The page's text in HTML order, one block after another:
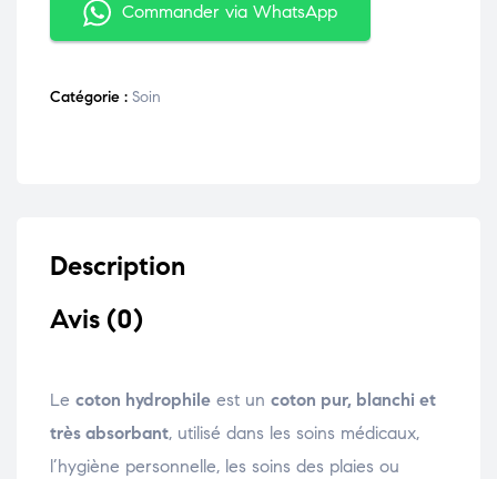
Commander via WhatsApp
Catégorie : Soin
Description
Avis (0)
Le coton hydrophile est un coton pur, blanchi et
très absorbant, utilisé dans les soins médicaux,
l’hygiène personnelle, les soins des plaies ou